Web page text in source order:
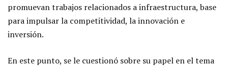
promuevan trabajos relacionados a infraestructura, base
para impulsar la competitividad, la innovación e
inversión.
En este punto, se le cuestionó sobre su papel en el tema